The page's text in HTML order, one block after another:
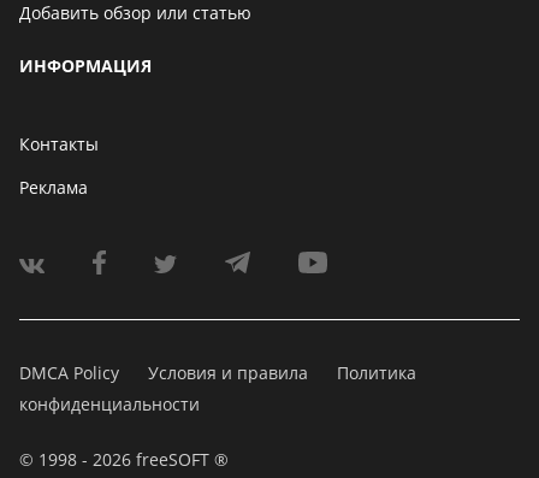
Добавить обзор или статью
ИНФОРМАЦИЯ
Контакты
Реклама
DMCA Policy Условия и правила
Политика
конфиденциальности
© 1998 - 2026 freeSOFT ®